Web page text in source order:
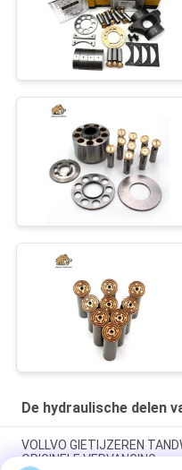
De hydraulische delen
VOLLVO GIETIJZEREN
ORIGINELE VERVANGING